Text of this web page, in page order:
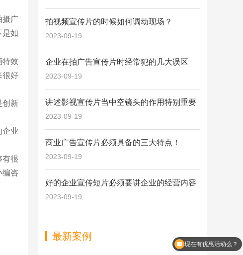
摄广
是如
效
很好
创新
业
很
编咨
拍视频宣传片的时候如何调动现场？
2023-09-19
企业在拍广告宣传片时经常犯的几大误区
2023-09-19
讲述影视宣传片当中空镜头的作用特别重要
2023-09-19
商业广告宣传片必须具备的三大特点！
2023-09-19
好的企业宣传短片必须要讲企业的经营内容
2023-09-19
最新案例
请我你们是怎么收费的？